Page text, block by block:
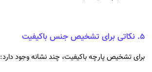
۵. نکاتی برای تشخیص جنس باکیفیت
برای تشخیص پارچه باکیفیت، چند نشانه وجود دارد: